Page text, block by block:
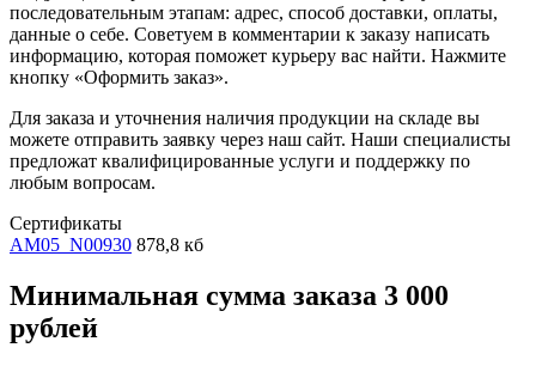
последовательным этапам: адрес, способ доставки, оплаты,
данные о себе. Советуем в комментарии к заказу написать
информацию, которая поможет курьеру вас найти. Нажмите
кнопку «Оформить заказ».
Для заказа и уточнения наличия продукции на складе вы
можете отправить заявку через наш сайт. Наши специалисты
предложат квалифицированные услуги и поддержку по
любым вопросам.
Сертификаты
AM05_N00930 878,8 кб
Минимальная сумма заказа 3 000
рублей